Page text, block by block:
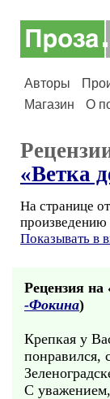
Авторы
Магазин
О
«Ветка
На странице
произведению
Показывать в
Рецензия на
-Фокина)
Крепкая у
понравился,
С